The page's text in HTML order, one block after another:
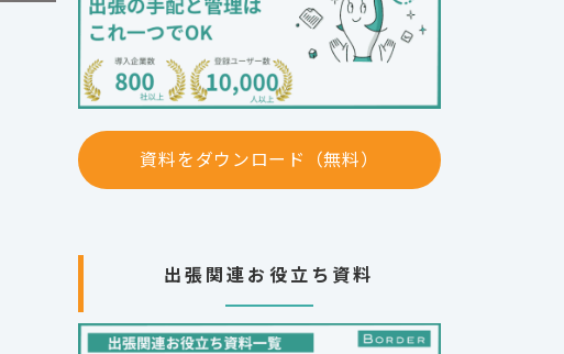
資料をダウンロード（無料）
出張関連お役立ち資料